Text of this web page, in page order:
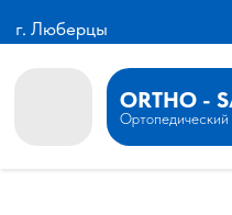
г. Люберцы
ORTHO - SALON
Ортопедический салон